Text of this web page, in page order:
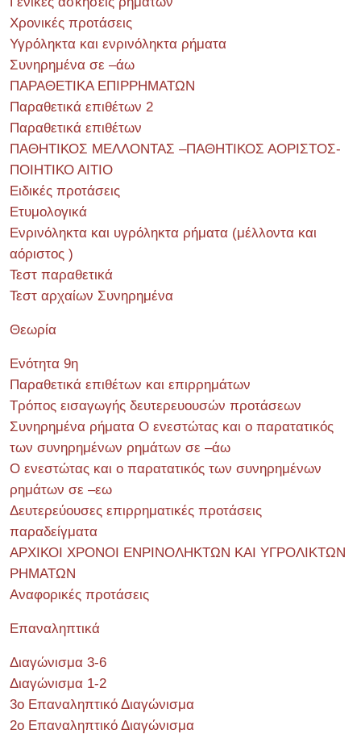
Χρονικές προτάσεις
Υγρόληκτα και ενρινόληκτα ρήματα
Συνηρημένα σε –άω
ΠΑΡΑΘΕΤΙΚΑ ΕΠΙΡΡΗΜΑΤΩΝ
Παραθετικά επιθέτων 2
Παραθετικά επιθέτων
ΠΑΘΗΤΙΚΟΣ ΜΕΛΛΟΝΤΑΣ –ΠΑΘΗΤΙΚΟΣ ΑΟΡΙΣΤΟΣ-
ΠΟΙΗΤΙΚΟ ΑΙΤΙΟ
Ειδικές προτάσεις
Ετυμολογικά
Ενρινόληκτα και υγρόληκτα ρήματα (μέλλοντα και
αόριστος )
Τεστ παραθετικά
Τεστ αρχαίων Συνηρημένα
Θεωρία
Ενότητα 9η
Παραθετικά επιθέτων και επιρρημάτων
Τρόπος εισαγωγής δευτερευουσών προτάσεων
Συνηρημένα ρήματα Ο ενεστώτας και ο παρατατικός
των συνηρημένων ρημάτων σε –άω
Ο ενεστώτας και ο παρατατικός των συνηρημένων
ρημάτων σε –εω
Δευτερεύουσες επιρρηματικές προτάσεις
παραδείγματα
ΑΡΧΙΚΟΙ ΧΡΟΝΟΙ ΕΝΡΙΝΟΛΗΚΤΩΝ ΚΑΙ ΥΓΡΟΛΙΚΤΩΝ
ΡΗΜΑΤΩΝ
Αναφορικές προτάσεις
Επαναληπτικά
Διαγώνισμα 3-6
Διαγώνισμα 1-2
3ο Επαναληπτικό Διαγώνισμα
2ο Επαναληπτικό Διαγώνισμα